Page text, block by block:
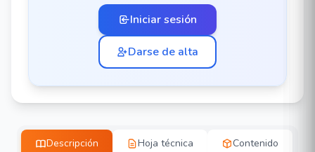
Iniciar sesión
Darse de alta
Descripción Hoja técnica Contenido